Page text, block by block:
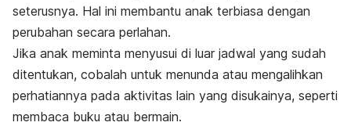
seterusnya. Hal ini membantu anak terbiasa dengan
perubahan secara perlahan.
Jika anak meminta menyusui di luar jadwal yang sudah
ditentukan, cobalah untuk menunda atau mengalihkan
perhatiannya pada aktivitas lain yang disukainya, seperti
membaca buku atau bermain.